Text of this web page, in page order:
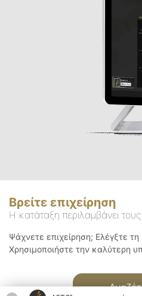
Βρείτε επιχείρηση
Η κατάταξη περιλαμβάνει
Ψάχνετε επιχείρηση; Ελέγξτε
Χρησιμοποιήστε την καλύτερη